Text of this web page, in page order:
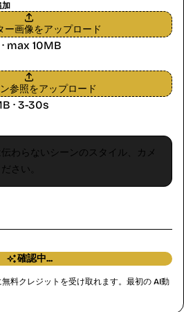
加
ー画像をアップロード
· max 10MB
参照をアップロード
· 3-30s
確認中...
料クレジットを受け取れます。最初の AI動